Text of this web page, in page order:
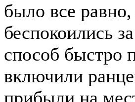
было все
беспокоились
способ быстро
включили
прибыли на